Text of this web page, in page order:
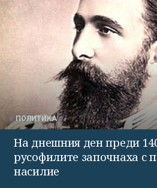
ПОЛИТИКА
На днешния ден преди
русофилите започнаха с
насилие